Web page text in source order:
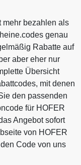
Weiterverkauf
des
gestattet.
werden von
verfolgt.
genutzt werden,
im
nicht akzeptiert.
auf
3 Monaten
folgendes
gutschein/einl
erfolgt
nach
Kontodaten.
gutschein/guts
Weiterverkauf
mehr bezahlen als
genau
Rabatte auf
aber eher nur
Übersicht
mit denen
den passenden
für HOFER
Angebot sofort
von HOFER
Code von uns